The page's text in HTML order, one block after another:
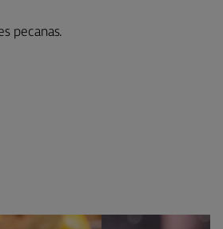
pecanas.